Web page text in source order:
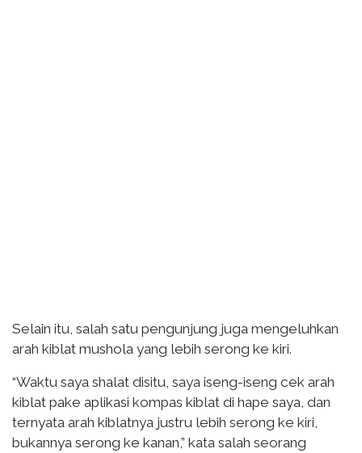
Selain itu, salah satu pengunjung juga mengeluhkan
arah kiblat mushola yang lebih serong ke kiri.
“Waktu saya shalat disitu, saya iseng-iseng cek arah
kiblat pake aplikasi kompas kiblat di hape saya, dan
ternyata arah kiblatnya justru lebih serong ke kiri,
bukannya serong ke kanan,” kata salah seorang